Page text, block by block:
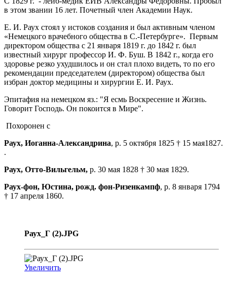
в этом звании 16 лет. Почетный член Академии Наук.
Е. И. Раух стоял у истоков создания и был активным членом
«Немецкого врачебного общества в С.-Петербурге». Первым
директором общества с 21 января 1819 г. до 1842 г. был
известный хирург профессор И. Ф. Буш. В 1842 г., когда его
здоровье резко ухудшилось и он стал плохо видеть, то по его
рекомендации председателем (директором) общества был
избран доктор медицины и хирургии Е. И. Раух.
Эпитафия на немецком яз.: "Я есмь Воскресение и Жизнь.
Говорит Господь. Он покоится в Мире".
Похоронен с
Раух, Иоганна-Александрина, р. 5 октября 1825 † 15 мая1827.
.
Раух, Отто-Вильгельм, р. 30 мая 1828 † 30 мая 1829.
Раух-фон, Юстина, рожд. фон-Ризенкампф, р. 8 января 1794
† 17 апреля 1860.
Раух_Г (2).JPG
Увеличить